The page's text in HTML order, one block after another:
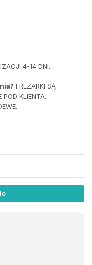
4-14 DNI.
FREZARKI SĄ
POD KLIENTA.